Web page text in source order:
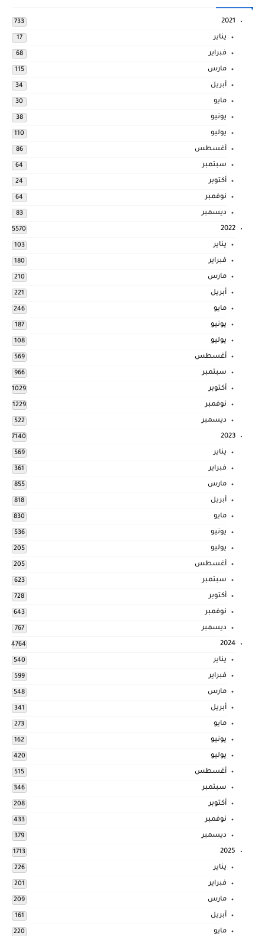
2021
733
يناير 17
فبراير 68
مارس 115
أبريل 34
مايو 30
يونيو 38
يوليو 110
أغسطس 86
سبتمبر 64
أكتوبر 24
نوفمبر 64
ديسمبر 83
2022
5570
يناير 103
فبراير 180
مارس 210
أبريل 221
مايو 246
يونيو 187
يوليو 108
أغسطس 569
سبتمبر 966
أكتوبر 1029
نوفمبر 1229
ديسمبر 522
2023
7140
يناير 569
فبراير 361
مارس 855
أبريل 818
مايو 830
يونيو 536
يوليو 205
أغسطس 205
سبتمبر 623
أكتوبر 728
نوفمبر 643
ديسمبر 767
2024
4764
يناير 540
فبراير 599
مارس 548
أبريل 341
مايو 273
يونيو 162
يوليو 420
أغسطس 515
سبتمبر 346
أكتوبر 208
نوفمبر 433
ديسمبر 379
2025
1713
يناير 226
فبراير 201
مارس 209
أبريل 161
مايو 220